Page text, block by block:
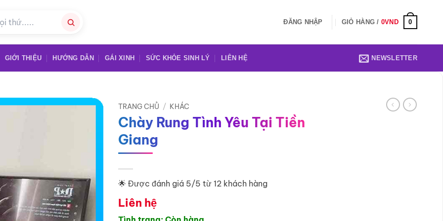
ĐĂNG NHẬP GIỎ HÀNG / 0VND 0
GIỚI THIỆU HƯỚNG DẪN GÁI XINH SỨC KHỎE SINH LÝ LIÊN HỆ NEWSLETTER
TRANG CHỦ / KHÁC
Chày Rung Tình Yêu Tại Tiền
Giang
🌟 Được đánh giá 5/5 từ 12 khách hàng
Liên hệ